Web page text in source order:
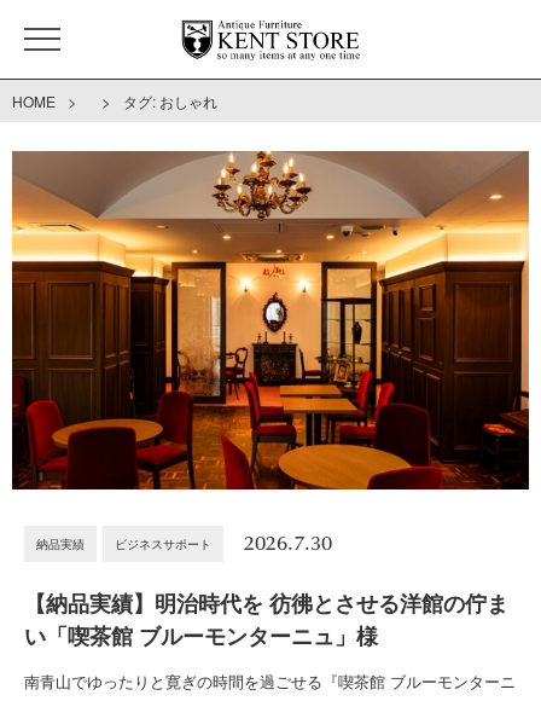
HOME > > タグ: おしゃれ
納品実績 ビジネスサポート 2026.7.30
【納品実績】明治時代を 彷彿とさせる洋館の佇ま
い「喫茶館 ブルーモンターニュ」様
南青山でゆったりと寛ぎの時間を過ごせる『喫茶館 ブルーモンターニ